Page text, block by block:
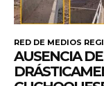
RED DE MEDIOS
AUSENCIA